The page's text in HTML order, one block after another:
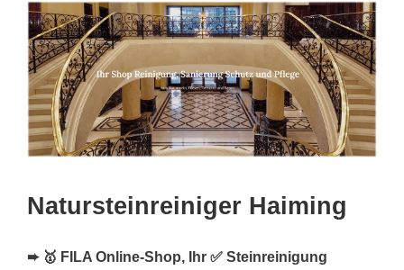
Natursteinreiniger Haiming
➨ 🥇 FILA Online-Shop, Ihr ✅ Steinreinigung